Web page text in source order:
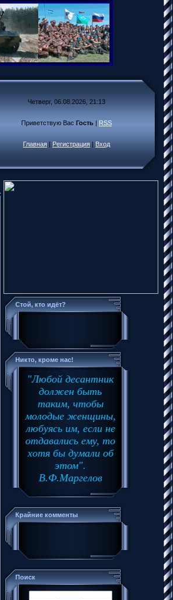
Четверг, 06.08.2026, 21:13
Приветствую Вас Гость | RSS
Главная | Регистрация | Вход
Стой, кто идёт?
Никто, кроме нас!
"Любой десантник
должен быть
таким, чтобы
молодые женщины,
любуясь им, если не
отдавались ему, то
хотя бы думали об
этом".
В.Ф.Маргелов
Крайние комменты
Поиск